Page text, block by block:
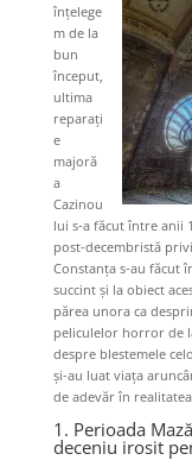
înțelege
m de la
bun
început,
ultima
reparați
e
majoră
a
Cazinou
lui s-a făcut între anii
post-decembristă
Constanța s-au făcut
succint și la obiect
părea unora ca
peliculelor horror de
despre blestemele
și-au luat viața
de adevăr în
1. Perioada
deceniu irosit